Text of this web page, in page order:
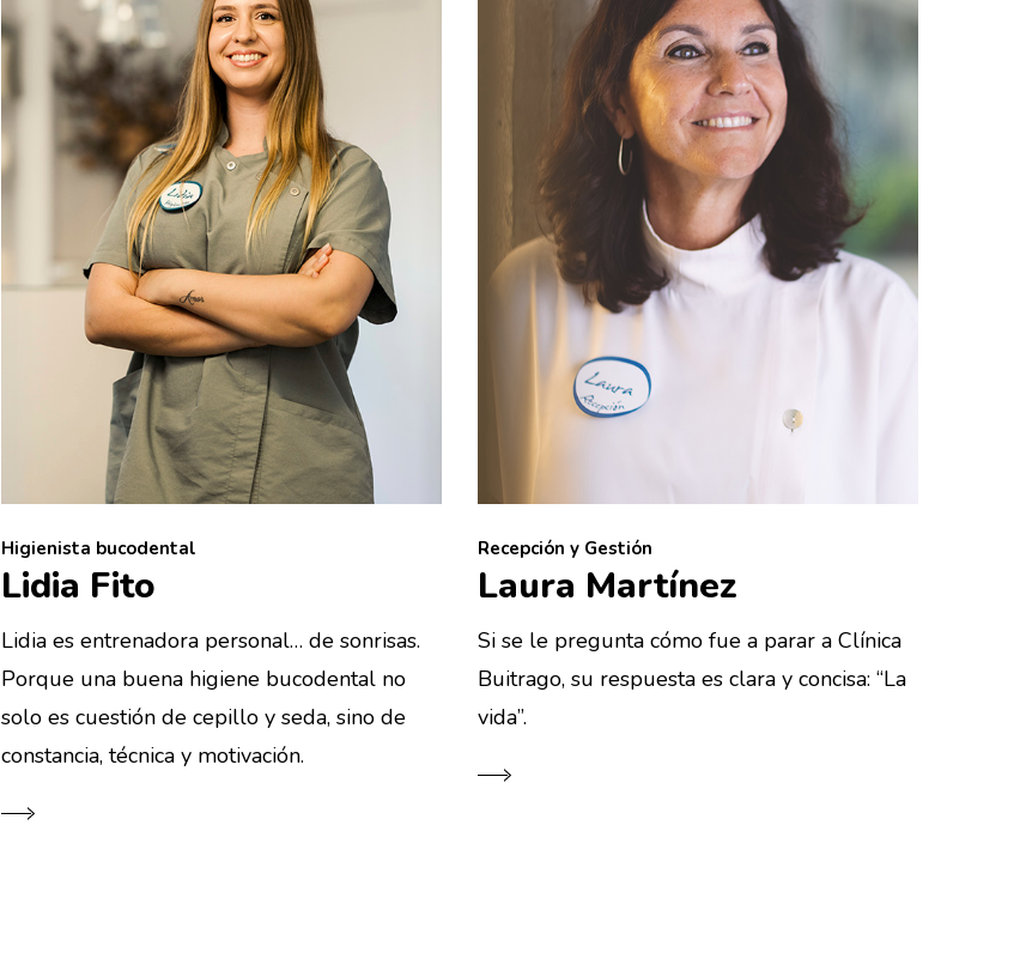
Higienista bucodental
Lidia Fito
Lidia es entrenadora personal… de sonrisas.
Porque una buena higiene bucodental no
solo es cuestión de cepillo y seda, sino de
constancia, técnica y motivación.
Recepción y Gestión
Laura Martínez
Si se le pregunta cómo fue a parar a Clínica
Buitrago, su respuesta es clara y concisa: “La
vida”.